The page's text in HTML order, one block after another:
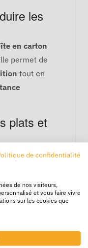
les
en carton
permet de
tout en
plats et
est idéale
tels que :
ou
de confidentialité
de nos visiteurs,
et vous faire vivre
sur les cookies que